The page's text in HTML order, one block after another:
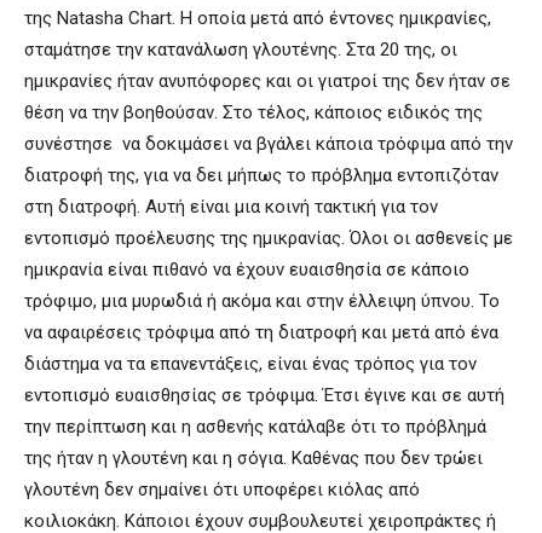
της Natasha Chart. Η οποία μετά από έντονες ημικρανίες,
σταμάτησε την κατανάλωση γλουτένης. Στα 20 της, οι
ημικρανίες ήταν ανυπόφορες και οι γιατροί της δεν ήταν σε
θέση να την βοηθούσαν. Στο τέλος, κάποιος ειδικός της
συνέστησε να δοκιμάσει να βγάλει κάποια τρόφιμα από την
διατροφή της, για να δει μήπως το πρόβλημα εντοπιζόταν
στη διατροφή. Αυτή είναι μια κοινή τακτική για τον
εντοπισμό προέλευσης της ημικρανίας. Όλοι οι ασθενείς με
ημικρανία είναι πιθανό να έχουν ευαισθησία σε κάποιο
τρόφιμο, μια μυρωδιά ή ακόμα και στην έλλειψη ύπνου. Το
να αφαιρέσεις τρόφιμα από τη διατροφή και μετά από ένα
διάστημα να τα επανεντάξεις, είναι ένας τρόπος για τον
εντοπισμό ευαισθησίας σε τρόφιμα. Έτσι έγινε και σε αυτή
την περίπτωση και η ασθενής κατάλαβε ότι το πρόβλημά
της ήταν η γλουτένη και η σόγια. Καθένας που δεν τρώει
γλουτένη δεν σημαίνει ότι υποφέρει κιόλας από
κοιλιοκάκη. Κάποιοι έχουν συμβουλευτεί χειροπράκτες ή